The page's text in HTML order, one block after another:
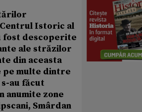
Istoric al
fost descoperite
ale străzilor
din aceasta
multe dintre
au făcut
anumite zone
Smârdan